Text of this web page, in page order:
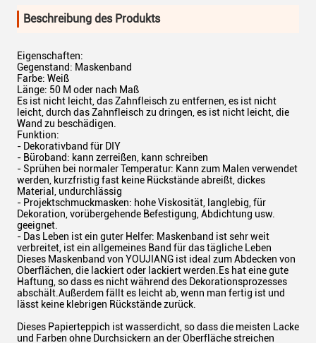
Beschreibung des Produkts
Eigenschaften:
Gegenstand: Maskenband
Farbe: Weiß
Länge: 50 M oder nach Maß
Es ist nicht leicht, das Zahnfleisch zu entfernen, es ist nicht
leicht, durch das Zahnfleisch zu dringen, es ist nicht leicht, die
Wand zu beschädigen.
Funktion:
- Dekorativband für DIY
- Büroband: kann zerreißen, kann schreiben
- Sprühen bei normaler Temperatur: Kann zum Malen verwendet
werden, kurzfristig fast keine Rückstände abreißt, dickes
Material, undurchlässig
- Projektschmuckmasken: hohe Viskosität, langlebig, für
Dekoration, vorübergehende Befestigung, Abdichtung usw.
geeignet.
- Das Leben ist ein guter Helfer: Maskenband ist sehr weit
verbreitet, ist ein allgemeines Band für das tägliche Leben
Dieses Maskenband von YOUJIANG ist ideal zum Abdecken von
Oberflächen, die lackiert oder lackiert werden.Es hat eine gute
Haftung, so dass es nicht während des Dekorationsprozesses
abschält.Außerdem fällt es leicht ab, wenn man fertig ist und
lässt keine klebrigen Rückstände zurück.
Dieses Papierteppich ist wasserdicht, so dass die meisten Lacke
und Farben ohne Durchsickern an der Oberfläche streichen